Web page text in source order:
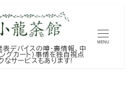
デバイスの噂・裏情報、中
グカート）事情を独自視点
なサービスもあります!
MENU